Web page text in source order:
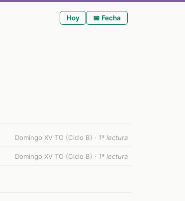
Hoy 📅 Fecha
Domingo XV TO (Ciclo B) · 1ª lectura
Domingo XV TO (Ciclo B) · 1ª lectura